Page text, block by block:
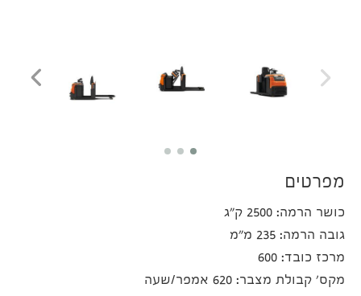
מפרטים
כושר הרמה: 2500 ק"ג
גובה הרמה: 235 מ"מ
מרכז כובד: 600
מקס' קבולת מצבר: 620 אמפר/שעה